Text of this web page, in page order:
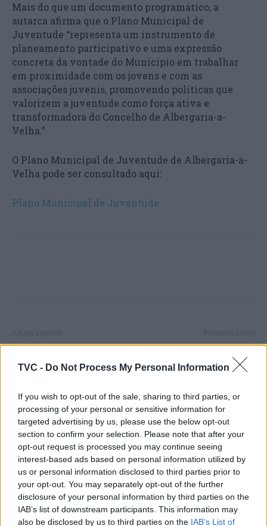
TVC - Do Not Process My Personal Information
If you wish to opt-out of the sale, sharing to third parties, or
processing of your personal or sensitive information for
targeted advertising by us, please use the below opt-out
section to confirm your selection. Please note that after your
opt-out request is processed you may continue seeing
interest-based ads based on personal information utilized by
us or personal information disclosed to third parties prior to
your opt-out. You may separately opt-out of the further
disclosure of your personal information by third parties on the
IAB’s list of downstream participants. This information may
also be disclosed by us to third parties on the IAB’s List of
Mais do que um documento programático, a
autarca afirma que o Plano Municipal de
Juventude “representa um instrumento de
planeamento participativo e uma expressão
concreta da vontade do Município em trabalhar
em proximidade com os jovens e com as
associações juvenis, promovendo políticas que
valorizem a juventude como força ativa e
transformadora do Concelho de Albergaria-a-
Velha.”
O Plano Municipal de Juventude de Albergaria-a-
Velha pode ser consultado aqui:
Plano Municipal de Juventude
Praia da Nazaré interdita
a banhos devido a
escorrência anómala no
Choque frontal no IP3
provoca dois mortos e três
feridos em Santa Comba
ARTIGOS RELACIONADOSMAIS DO AUTOR